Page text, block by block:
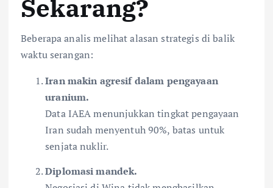
Sekarang?
Beberapa analis melihat alasan strategis di balik
waktu serangan:
Iran makin agresif dalam pengayaan
uranium.
Data IAEA menunjukkan tingkat pengayaan
Iran sudah menyentuh 90%, batas untuk
senjata nuklir.
Diplomasi mandek.